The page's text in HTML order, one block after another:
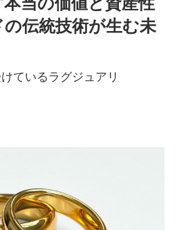
の伝統技術が生む未
ているラグジュアリ